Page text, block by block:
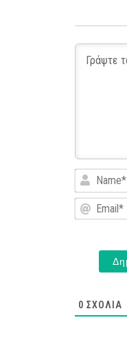
0 ΣΧΌΛΙΑ